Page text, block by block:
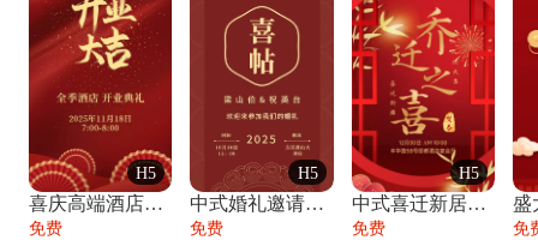
H5
喜庆高端酒店开业大吉邀请函
免费
H5
中式婚礼邀请函中国风传统复古婚礼请柬请帖
免费
H5
中式喜迁新居乔迁之喜邀请函宴会请帖
免费 免